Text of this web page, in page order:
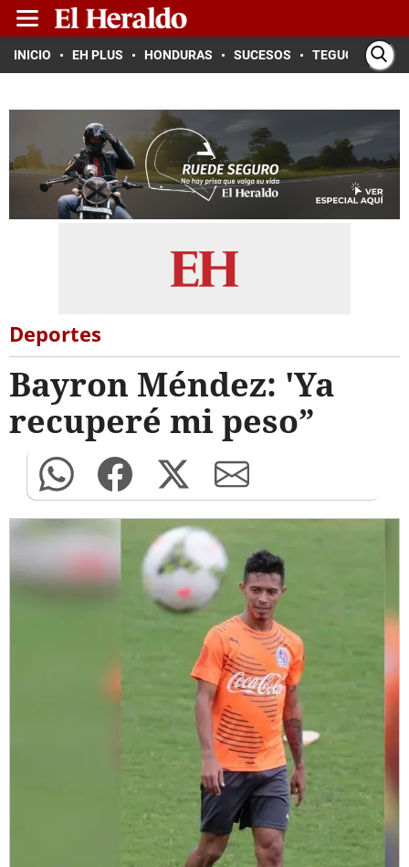
INICIO EH PLUS HONDURAS SUCESOS TEGUCIGALPA
Deportes
Bayron Méndez: 'Ya
recuperé mi peso”